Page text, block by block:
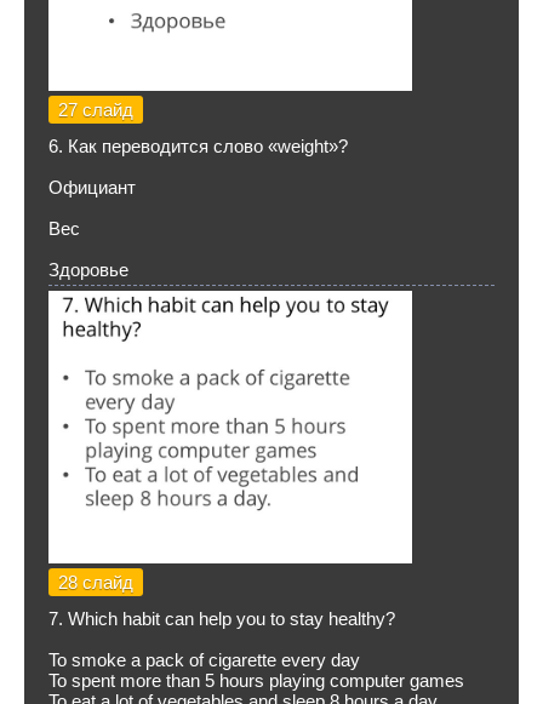
27 слайд
6. Как переводится слово «weight»?
Официант
Вес
Здоровье
28 слайд
7. Which habit can help you to stay healthy?
To smoke a pack of cigarette every day
To spent more than 5 hours playing computer games